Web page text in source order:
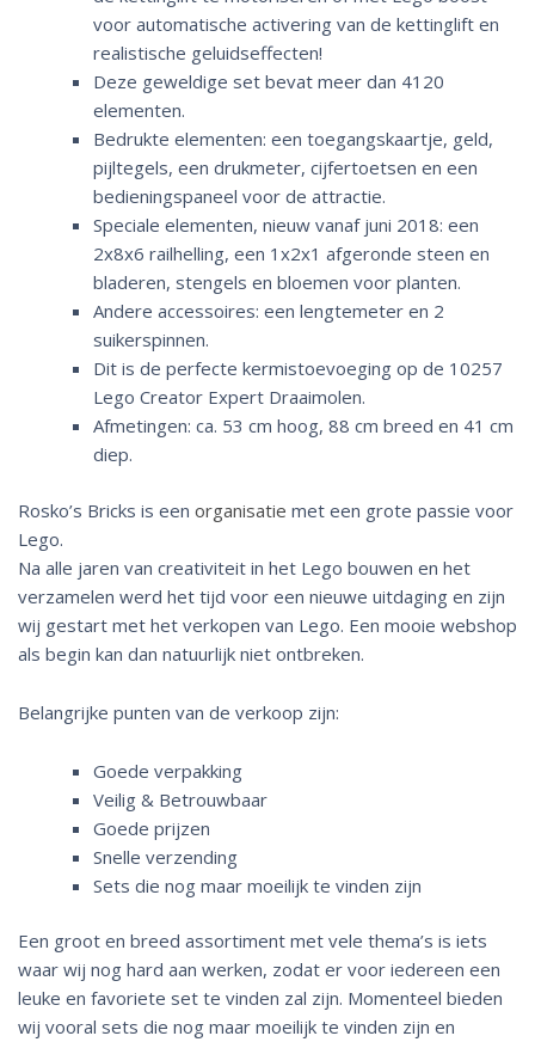
voor automatische activering van de kettinglift en
realistische geluidseffecten!
Deze geweldige set bevat meer dan 4120
elementen.
Bedrukte elementen: een toegangskaartje, geld,
pijltegels, een drukmeter, cijfertoetsen en een
bedieningspaneel voor de attractie.
Speciale elementen, nieuw vanaf juni 2018: een
2x8x6 railhelling, een 1x2x1 afgeronde steen en
bladeren, stengels en bloemen voor planten.
Andere accessoires: een lengtemeter en 2
suikerspinnen.
Dit is de perfecte kermistoevoeging op de 10257
Lego Creator Expert Draaimolen.
Afmetingen: ca. 53 cm hoog, 88 cm breed en 41 cm
diep.
Rosko’s Bricks is een organisatie met een grote passie voor
Lego.
Na alle jaren van creativiteit in het Lego bouwen en het
verzamelen werd het tijd voor een nieuwe uitdaging en zijn
wij gestart met het verkopen van Lego. Een mooie webshop
als begin kan dan natuurlijk niet ontbreken.
Belangrijke punten van de verkoop zijn:
Goede verpakking
Veilig & Betrouwbaar
Goede prijzen
Snelle verzending
Sets die nog maar moeilijk te vinden zijn
Een groot en breed assortiment met vele thema’s is iets
waar wij nog hard aan werken, zodat er voor iedereen een
leuke en favoriete set te vinden zal zijn. Momenteel bieden
wij vooral sets die nog maar moeilijk te vinden zijn en